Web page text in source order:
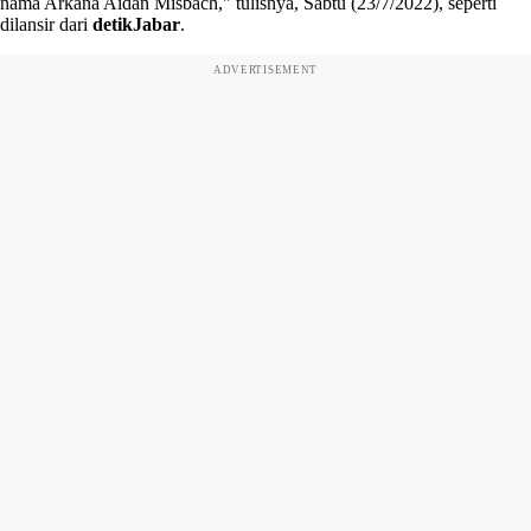
dilansir dari detikJabar.
ADVERTISEMENT